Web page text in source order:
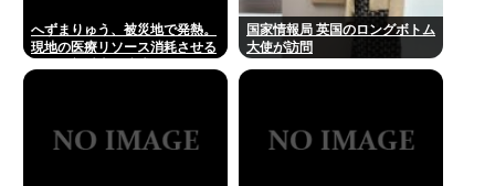
へずまりゅう、被災地で発熱。
現地の医療リソース消耗させる
国家情報局 英国のロングボトム
大使が訪問